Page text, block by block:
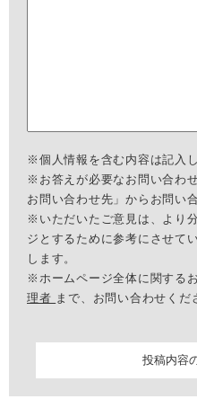
※個人情報を含む内容は記入
※お答えが必要なお問い合わ
お問い合わせ先」からお問い
※いただいたご意見は、より
ジとするために参考にさせて
します。
※ホームページ全体に関する
理者 まで、お問い合わせくだ